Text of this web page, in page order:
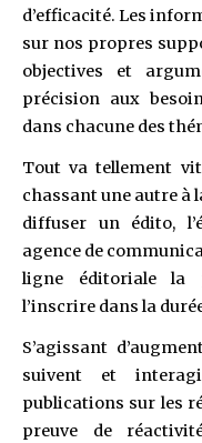
d’efficacité. Les
sur nos propres
objectives et
précision aux
dans chacune des
Tout va tellement
chassant une autre à
diffuser un édito,
agence de
ligne éditoriale la
l’inscrire dans la
S’agissant
suivent et
publications sur les
preuve de